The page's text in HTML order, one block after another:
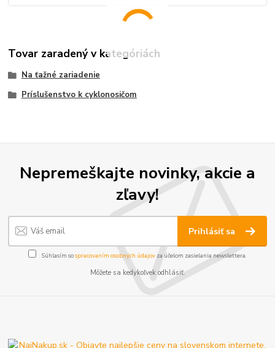
Tovar zaradený v kategóriách
Na ťažné zariadenie
Príslušenstvo k cyklonosičom
Nepremeškajte novinky, akcie a
zľavy!
Prihlásiť sa
Súhlasím sospracovaním osobných údajov za účelom zasielania newslettera.
Môžete sa kedykoľvek odhlásiť.